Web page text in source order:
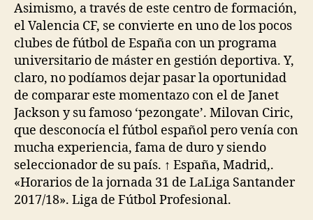
Asimismo, a través de este centro de formación,
el Valencia CF, se convierte en uno de los pocos
clubes de fútbol de España con un programa
universitario de máster en gestión deportiva. Y,
claro, no podíamos dejar pasar la oportunidad
de comparar este momentazo con el de Janet
Jackson y su famoso ‘pezongate’. Milovan Ciric,
que desconocía el fútbol español pero venía con
mucha experiencia, fama de duro y siendo
seleccionador de su país. ↑ España, Madrid,.
«Horarios de la jornada 31 de LaLiga Santander
2017/18». Liga de Fútbol Profesional.